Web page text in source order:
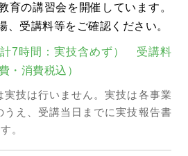
育の講習会を開催しています。
、受講料等をご確認ください。
7時間：実技含めず） 受講料
・消費税込）
技は行いません。実技は各事業
うえ、受講当日までに実技報告書
。